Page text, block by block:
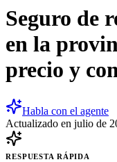
Seguro de
en la
precio y
Habla con el agente
Actualizado en julio de
RESPUESTA RÁPIDA